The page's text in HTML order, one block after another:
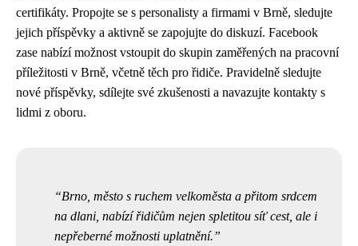
certifikáty. Propojte se s personalisty a firmami v Brně, sledujte
jejich příspěvky a aktivně se zapojujte do diskuzí. Facebook
zase nabízí možnost vstoupit do skupin zaměřených na pracovní
příležitosti v Brně, včetně těch pro řidiče. Pravidelně sledujte
nové příspěvky, sdílejte své zkušenosti a navazujte kontakty s
lidmi z oboru.
Brno, město s ruchem velkoměsta a přitom srdcem
na dlani, nabízí řidičům nejen spletitou síť cest, ale i
nepřeberné možnosti uplatnění.